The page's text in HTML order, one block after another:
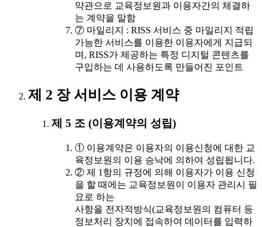
약관으로 교육정보원과 이용자간의 체결하
는 계약을 말함
⑦ 마일리지 : RISS 서비스 중 마일리지 적립
가능한 서비스를 이용한 이용자에게 지급되
며, RISS가 제공하는 특정 디지털 콘텐츠를
구입하는 데 사용하도록 만들어진 포인트
제 2 장 서비스 이용 계약
제 5 조 (이용계약의 성립)
① 이용계약은 이용자의 이용신청에 대한 교
육정보원의 이용 승낙에 의하여 성립됩니다.
② 제 1항의 규정에 의해 이용자가 이용 신청
을 할 때에는 교육정보원이 이용자 관리시 필
요로 하는
사항을 전자적방식(교육정보원의 컴퓨터 등
정보처리 장치에 접속하여 데이터를 입력하